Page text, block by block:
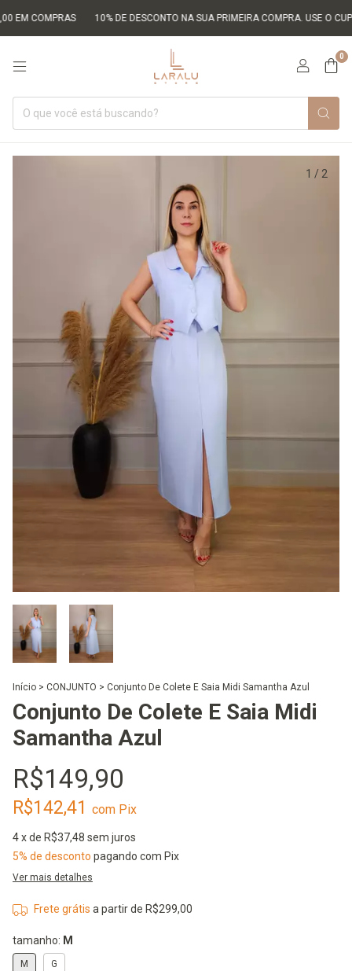
COMPRAS 10% DE DESCONTO NA SUA PRIMEIRA COMPRA. USE O
0
1 / 2
Início > CONJUNTO > Conjunto De Colete E Saia Midi Samantha Azul
Conjunto De Colete E Saia Midi
Samantha Azul
R$149,90
R$142,41 com Pix
4x de R$37,48 sem juros
5% de desconto pagando com Pix
Ver mais detalhes
Frete grátis a partir de R$299,00
tamanho: M
M G